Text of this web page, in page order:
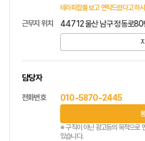
테라피잡를 보고 연락드렸다고 하
근무지 위치 44712 울산 남구 정동로80
담당자
전화번호 010-5870-2445
※ 구직이 아닌 광고등의 목적으로
있습니다.